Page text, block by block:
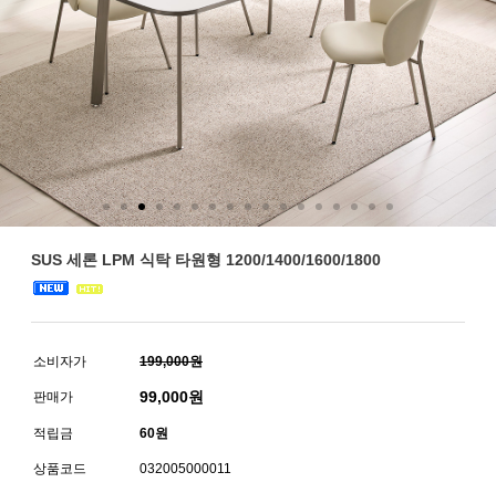
SUS 세론 LPM 식탁 타원형 1200/1400/1600/1800
소비자가 199,000원
판매가 99,000원
적립금 60원
상품코드 032005000011